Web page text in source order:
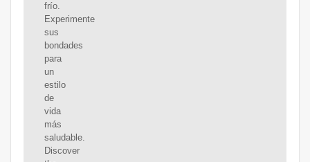
frío.
Experimente
sus
bondades
para
un
estilo
de
vida
más
saludable.
Discover